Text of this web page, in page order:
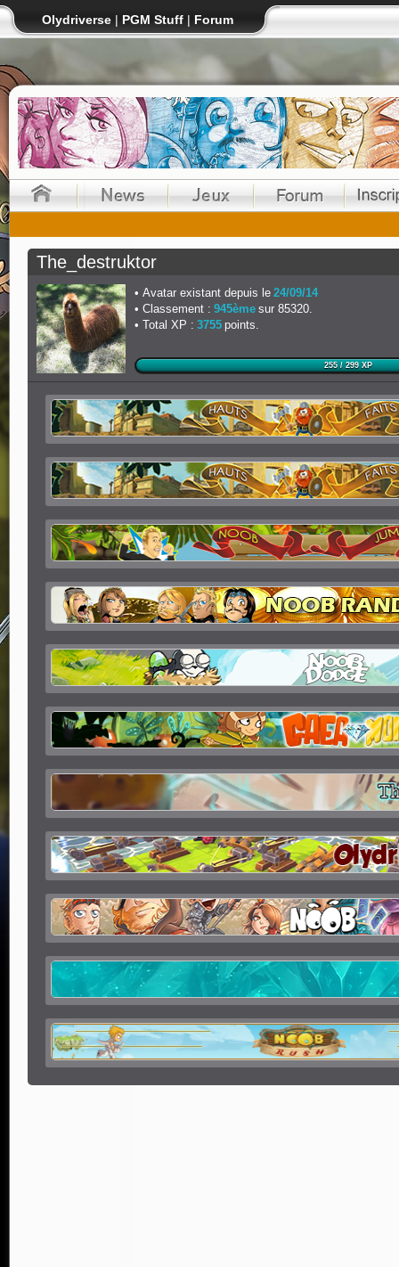
Olydriverse | PGM Stuff | Forum
The_destruktor
Avatar existant depuis le 24/09/14
Classement : 945ème sur 85320.
Total XP : 3755 points.
255 / 299 XP